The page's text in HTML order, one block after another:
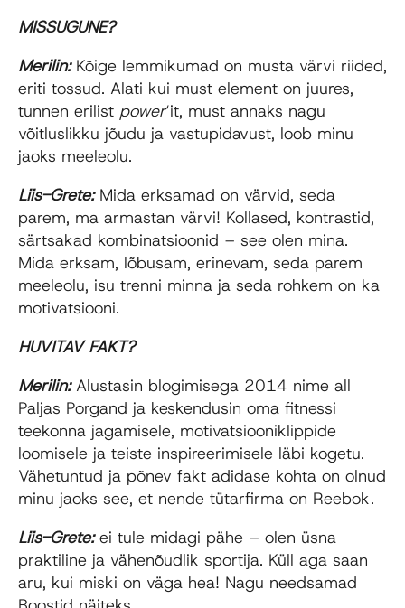
MISSUGUNE?
Merilin:Kõige lemmikumad on musta värvi riided,
eriti tossud. Alati kui must element on juures,
tunnen erilist power‘it, must annaks nagu
võitluslikku jõudu ja vastupidavust, loob minu
jaoks meeleolu.
Liis-Grete: Mida erksamad on värvid, seda
parem, ma armastan värvi! Kollased, kontrastid,
särtsakad kombinatsioonid – see olen mina.
Mida erksam, lõbusam, erinevam, seda parem
meeleolu, isu trenni minna ja seda rohkem on ka
motivatsiooni.
HUVITAV FAKT?
Merilin:Alustasin blogimisega 2014 nime all
Paljas Porgand ja keskendusin oma fitnessi
teekonna jagamisele, motivatsiooniklippide
loomisele ja teiste inspireerimisele läbi kogetu.
Vähetuntud ja põnev fakt adidase kohta on olnud
minu jaoks see, et nende tütarfirma on Reebok.
Liis-Grete:ei tule midagi pähe – olen üsna
praktiline ja vähenõudlik sportija. Küll aga saan
aru, kui miski on väga hea! Nagu needsamad